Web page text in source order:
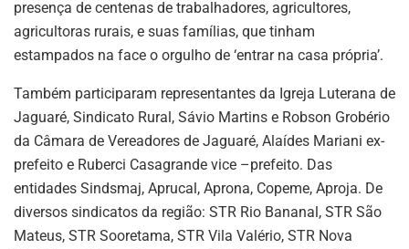
presença de centenas de trabalhadores, agricultores,
agricultoras rurais, e suas famílias, que tinham
estampados na face o orgulho de ‘entrar na casa própria’.
Também participaram representantes da Igreja Luterana de
Jaguaré, Sindicato Rural, Sávio Martins e Robson Grobério
da Câmara de Vereadores de Jaguaré, Alaídes Mariani ex-
prefeito e Ruberci Casagrande vice –prefeito. Das
entidades Sindsmaj, Aprucal, Aprona, Copeme, Aproja. De
diversos sindicatos da região: STR Rio Bananal, STR São
Mateus, STR Sooretama, STR Vila Valério, STR Nova